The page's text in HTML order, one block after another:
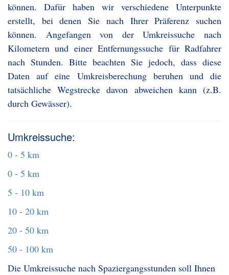
können. Dafür haben wir verschiedene Unterpunkte
erstellt, bei denen Sie nach Ihrer Präferenz suchen
können. Angefangen von der Umkreissuche nach
Kilometern und einer Entfernungssuche für Radfahrer
nach Stunden. Bitte beachten Sie jedoch, dass diese
Daten auf eine Umkreisberechung beruhen und die
tatsächliche Wegstrecke davon abweichen kann (z.B.
durch Gewässer).
Umkreissuche:
0 - 5 km
0 - 5 km
5 - 10 km
10 - 20 km
20 - 50 km
50 - 100 km
Die Umkreissuche nach Spaziergangsstunden soll Ihnen